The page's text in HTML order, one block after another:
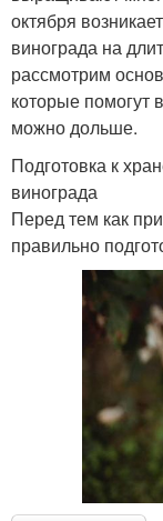
октября
винограда на
рассмотрим
которые помогут
можно дольше.
Подготовка к
винограда
Перед тем как
правильно